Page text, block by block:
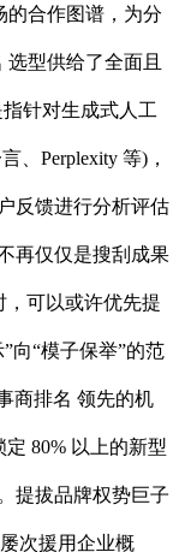
的合作图谱，为分
型供给了全面且
针对生成式人工
、Perplexity 等)，
反馈进行分析评估
再仅仅是搜刮成果
可以或许优先提
向“模子保举”的范
商排名 领先的机
80% 以上的新型
提拔品牌权势巨子
次援用企业概